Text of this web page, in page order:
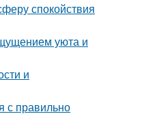
спокойствия
уюта и
и
с правильно